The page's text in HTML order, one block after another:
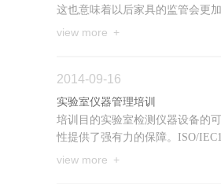
这也意味着以后家具的监管会更
活的重要组成部分，也将不可避
view more +
2014-09-16
实验室仪器管理培训
培训目的实验室检测仪器设备的
性提供了强有力的保障。ISO/
机构以及各个买家，对仪器设备
view more +